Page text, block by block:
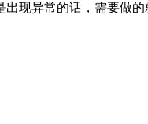
现异常的话，需要做